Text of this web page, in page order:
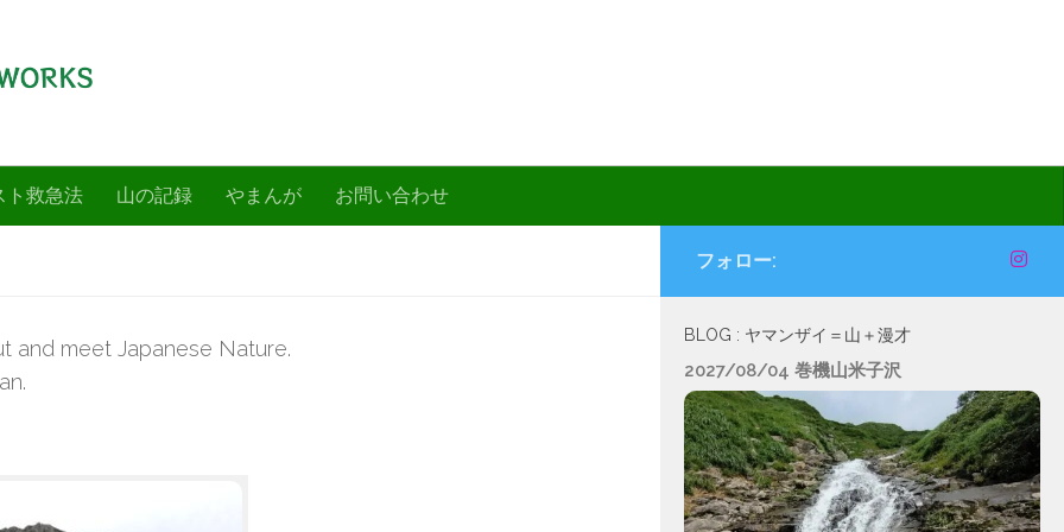
ト救急法 山の記録 やまんが お問い合わせ
and meet Japanese Nature.
フォロー:
BLOG : ヤマンザイ＝山＋漫才
2027/08/04 巻機山米子沢